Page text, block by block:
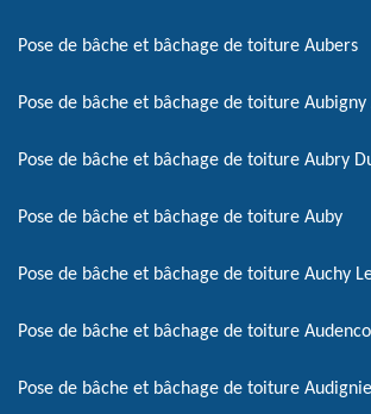
Pose de bâche et bâchage de toiture Aubers
Pose de bâche et bâchage de toiture Aubigny
Pose de bâche et bâchage de toiture Aubry
Pose de bâche et bâchage de toiture Auby
Pose de bâche et bâchage de toiture Auchy
Pose de bâche et bâchage de toiture
Pose de bâche et bâchage de toiture